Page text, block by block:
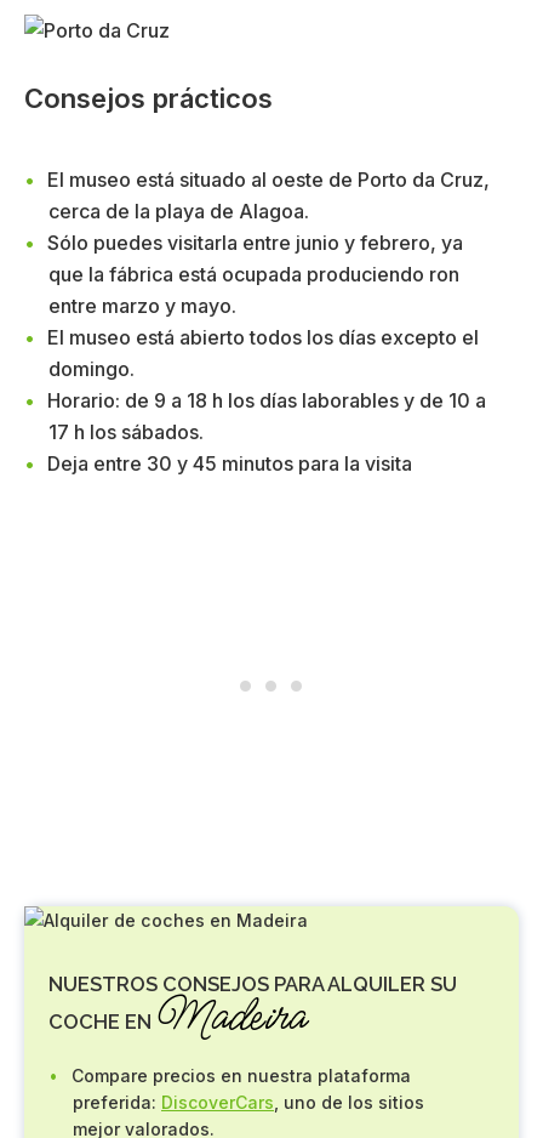
Consejos prácticos
El museo está situado al oeste de Porto da Cruz,
cerca de la playa de Alagoa.
Sólo puedes visitarla entre junio y febrero, ya
que la fábrica está ocupada produciendo ron
entre marzo y mayo.
El museo está abierto todos los días excepto el
domingo.
Horario: de 9 a 18 h los días laborables y de 10 a
17 h los sábados.
Deja entre 30 y 45 minutos para la visita
NUESTROS CONSEJOS PARA ALQUILER SU
COCHE EN Madeira
Compare precios en nuestra plataforma
preferida: DiscoverCars, uno de los sitios
mejor valorados.